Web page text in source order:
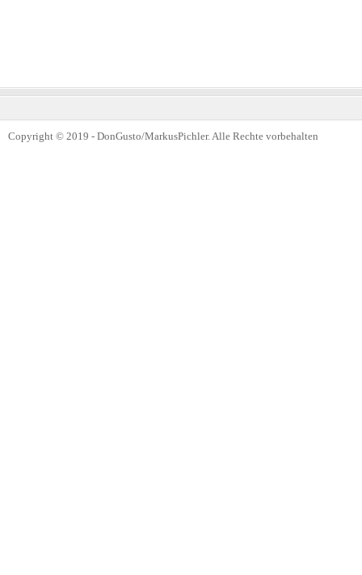
Copyright © 2019 - DonGusto/MarkusPichler. Alle Rechte vorbehalten